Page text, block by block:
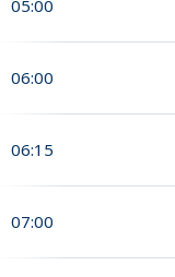
05:00
06:00
06:15
07:00